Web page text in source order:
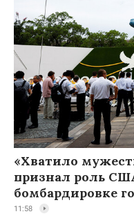
«Хватило
признал роль
бомбардировке
11:58